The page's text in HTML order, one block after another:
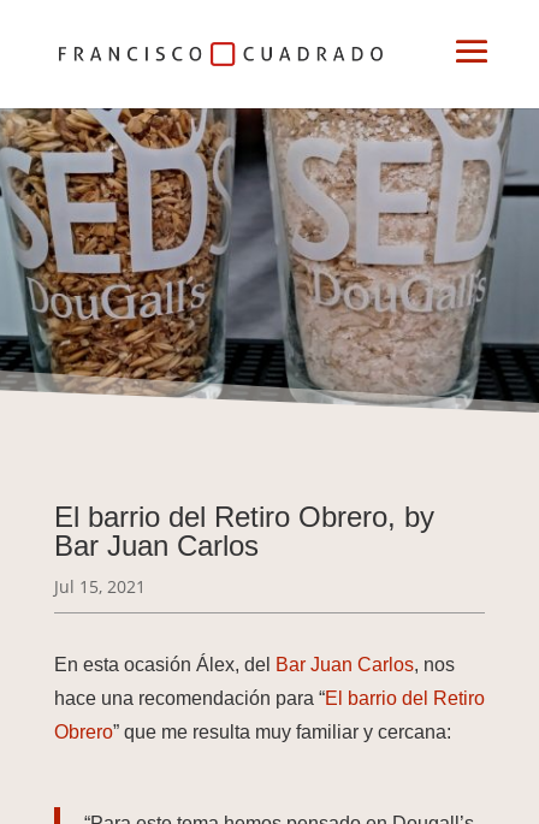
Cortos
El barrio del Retiro Obrero, by
Bar Juan Carlos
Jul 15, 2021
En esta ocasión Álex, del Bar Juan Carlos, nos
hace una recomendación para “El barrio del Retiro
Obrero” que me resulta muy familiar y cercana: